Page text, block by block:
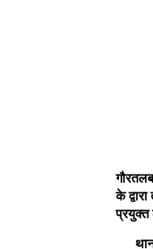
के
प्रयुक्त
थाना